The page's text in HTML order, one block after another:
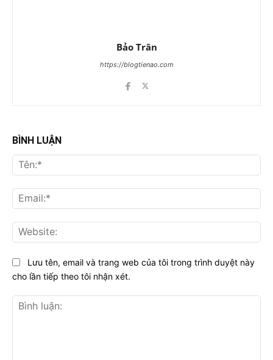
Bảo Trân
https://blogtienao.com
BÌNH LUẬN
Lưu tên, email và trang web của tôi trong trình duyệt này
cho lần tiếp theo tôi nhận xét.